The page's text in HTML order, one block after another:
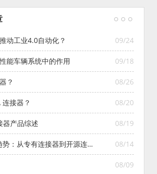
09/24
动工业4.0自动化？
09/18
能车辆系统中的作用
08/26
？
08/20
接器？
08/19
器产品综述
08/14
：从专有连接器到开源连接
08/09